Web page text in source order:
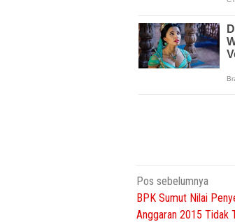
Navigasi
pos
Pos sebelumnya
BPK Sumut Nilai
Anggaran 2015 Tidak